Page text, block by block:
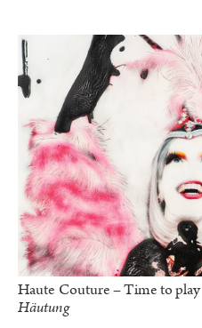
Haute Couture – Time to play
Häutung